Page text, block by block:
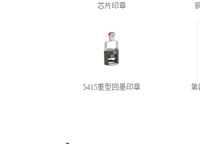
芯片印章
5415重型回墨印章 第